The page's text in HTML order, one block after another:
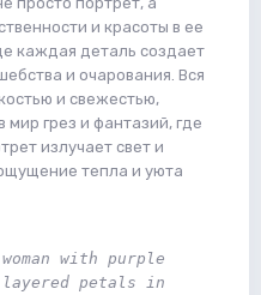
и красоты в ее
каждая деталь создает
и очарования. Вся
и свежестью,
мир грез и фантазий, где
излучает свет и
тепла и уюта
with purple
layered petals in